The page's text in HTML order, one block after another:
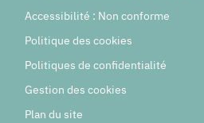
Accessibilité : Non conforme
Politique des cookies
Politiques de confidentialité
Gestion des cookies
Plan du site